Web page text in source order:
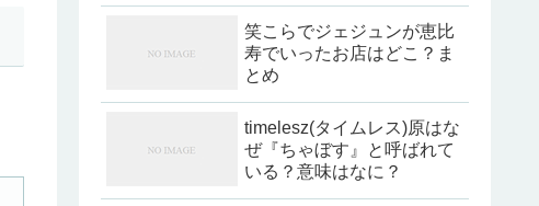
笑こらでジェジュンが恵比
寿でいったお店はどこ？ま
とめ
timelesz(タイムレス)原はな
ぜ『ちゃぼす』と呼ばれて
いる？意味はなに？